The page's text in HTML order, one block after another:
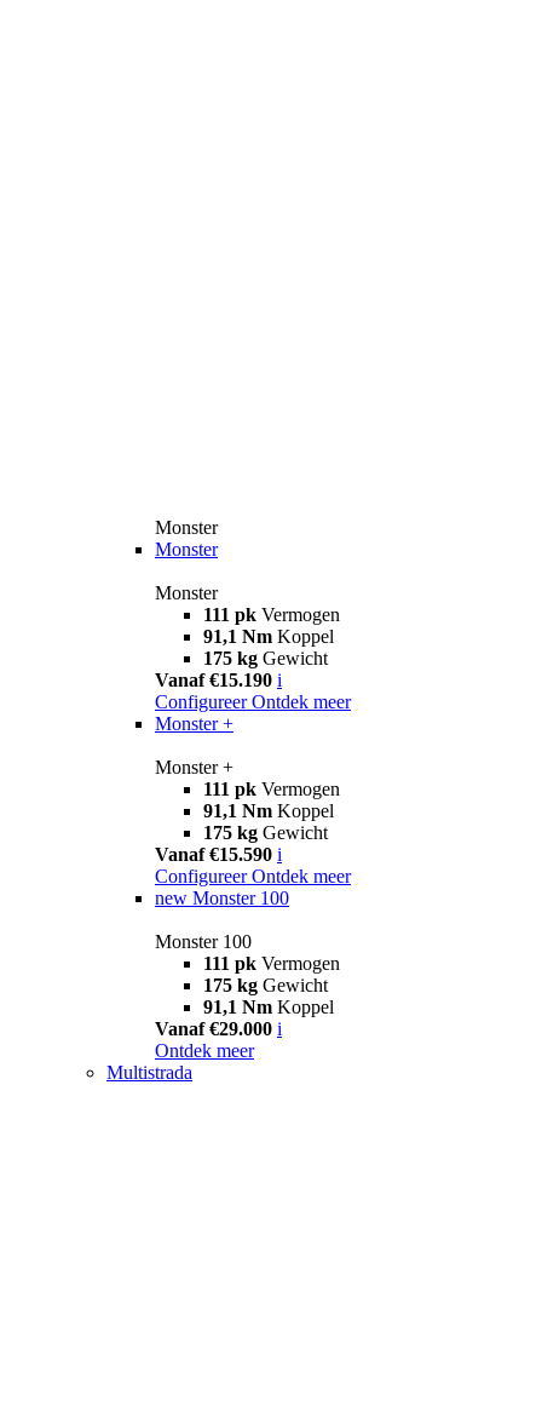
Monster
Monster
Monster
111 pk Vermogen
91,1 Nm Koppel
175 kg Gewicht
Vanaf €15.190 i
Configureer Ontdek meer
Monster +
Monster +
111 pk Vermogen
91,1 Nm Koppel
175 kg Gewicht
Vanaf €15.590 i
Configureer Ontdek meer
new Monster 100
Monster 100
111 pk Vermogen
175 kg Gewicht
91,1 Nm Koppel
Vanaf €29.000 i
Ontdek meer
Multistrada